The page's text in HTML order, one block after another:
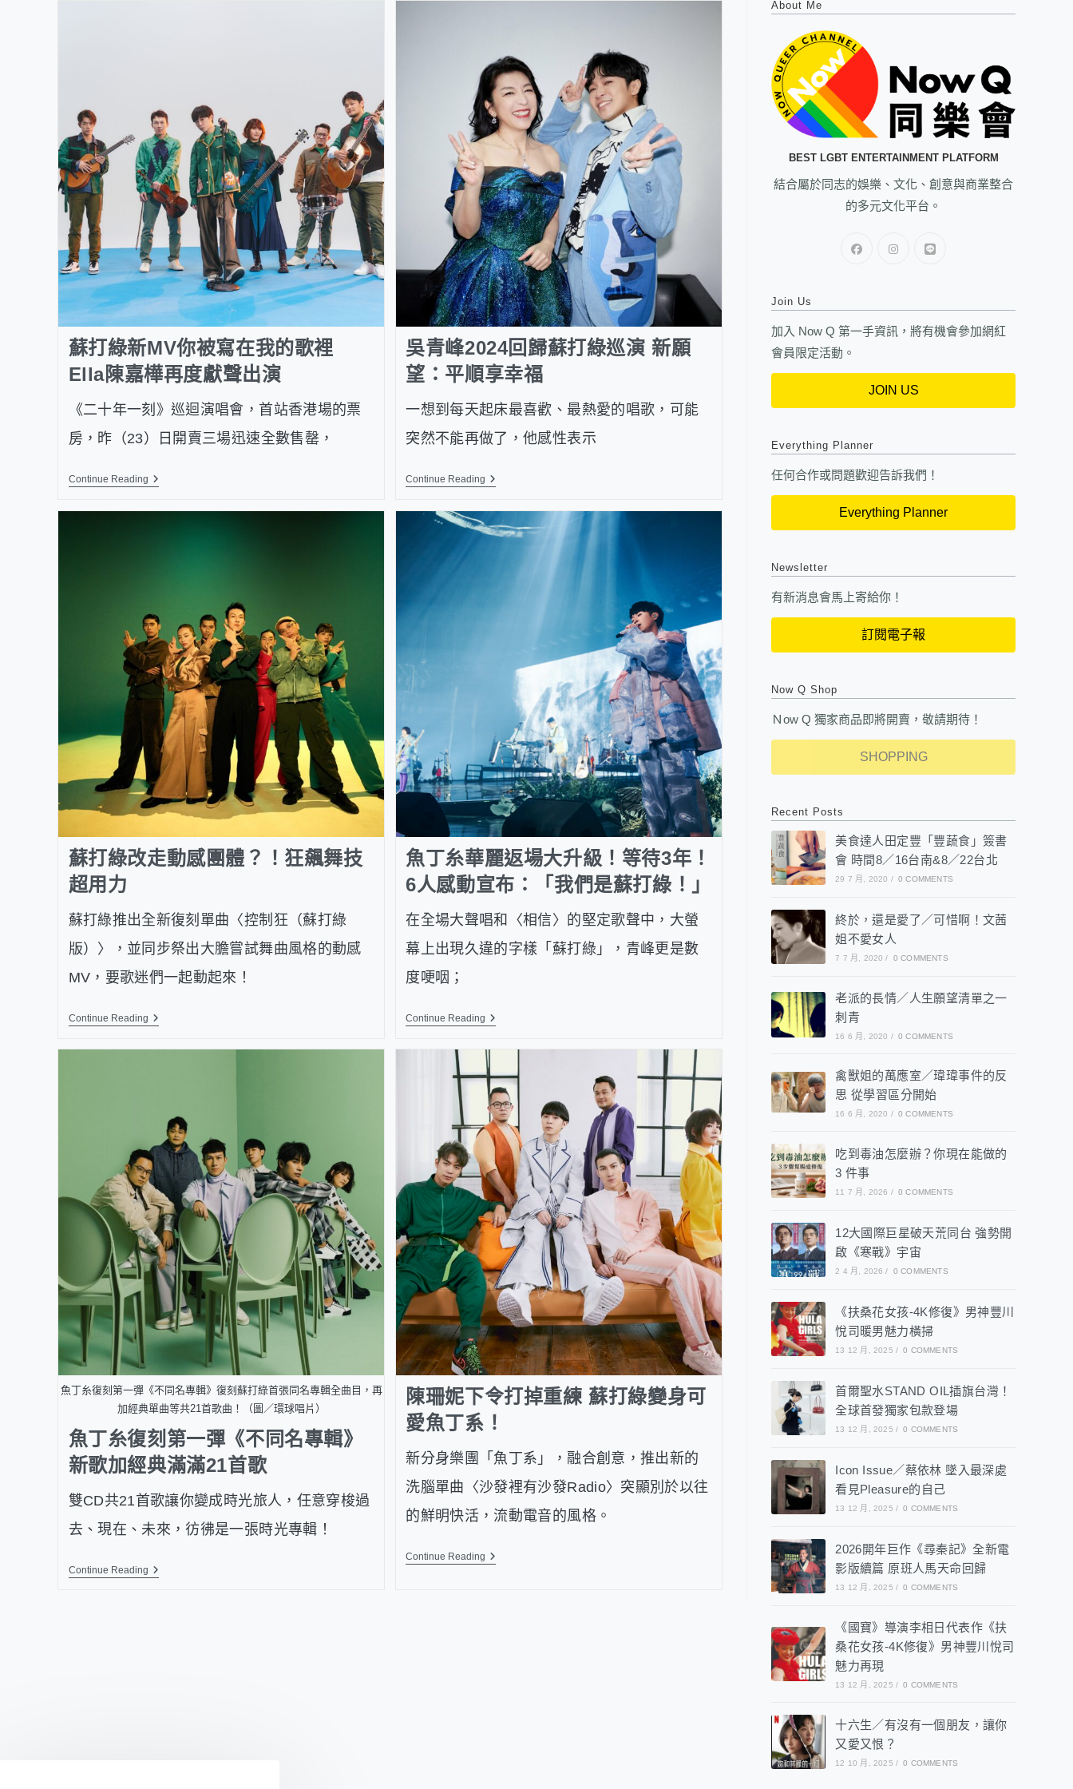
蘇打綠新MV你被寫在我的歌裡
Ella陳嘉樺再度獻聲出演
《二十年一刻》巡迴演唱會，首站香港場的票
房，昨（23）日開賣三場迅速全數售罄，
Continue Reading
吳青峰2024回歸蘇打綠巡演 新願
望：平順享幸福
一想到每天起床最喜歡、最熱愛的唱歌，可能
突然不能再做了，他感性表示
Continue Reading
蘇打綠改走動感團體？！狂飆舞技
超用力
蘇打綠推出全新復刻單曲〈控制狂（蘇打綠
版）〉，並同步祭出大膽嘗試舞曲風格的動感
MV，要歌迷們一起動起來！
Continue Reading
魚丁糸華麗返場大升級！等待3年！
6人感動宣布：「我們是蘇打綠！」
在全場大聲唱和〈相信〉的堅定歌聲中，大螢
幕上出現久違的字樣「蘇打綠」，青峰更是數
度哽咽；
Continue Reading
魚丁糸復刻第一彈《不同名專輯》復刻蘇打綠首張同名專輯全曲目，再
加經典單曲等共21首歌曲！（圖／環球唱片）
魚丁糸復刻第一彈《不同名專輯》
新歌加經典滿滿21首歌
雙CD共21首歌讓你變成時光旅人，任意穿梭過
去、現在、未來，彷彿是一張時光專輯！
Continue Reading
陳珊妮下令打掉重練 蘇打綠變身可
愛魚丁系！
新分身樂團「魚丁系」，融合創意，推出新的
洗腦單曲〈沙發裡有沙發Radio〉突顯別於以往
的鮮明快活，流動電音的風格。
Continue Reading
About Me
BEST LGBT ENTERTAINMENT PLATFORM
結合屬於同志的娛樂、文化、創意與商業整合
的多元文化平台。
Join Us
加入 Now Q 第一手資訊，將有機會參加網紅
會員限定活動。
JOIN US
Everything Planner
任何合作或問題歡迎告訴我們！
Everything Planner
Newsletter
有新消息會馬上寄給你！
訂閱電子報
Now Q Shop
Ｎow Q 獨家商品即將開賣，敬請期待！
SHOPPING
Recent Posts
美食達人田定豐「豐蔬食」簽書
會 時間8／16台南&8／22台北
29 7 月, 2020 / 0 COMMENTS
終於，還是愛了／可惜啊！文茜
姐不愛女人
7 7 月, 2020 / 0 COMMENTS
老派的長情／人生願望清單之一
刺青
16 6 月, 2020 / 0 COMMENTS
禽獸姐的萬應室／瑋瑋事件的反
思 從學習區分開始
16 6 月, 2020 / 0 COMMENTS
吃到毒油怎麼辦？你現在能做的
3 件事
11 7 月, 2026 / 0 COMMENTS
12大國際巨星破天荒同台 強勢開
啟《寒戰》宇宙
2 4 月, 2026 / 0 COMMENTS
《扶桑花女孩-4K修復》男神豐川
悅司暖男魅力橫掃
13 12 月, 2025 / 0 COMMENTS
首爾聖水STAND OIL插旗台灣！
全球首發獨家包款登場
13 12 月, 2025 / 0 COMMENTS
Icon Issue／蔡依林 墜入最深處
看見Pleasure的自己
13 12 月, 2025 / 0 COMMENTS
2026開年巨作《尋秦記》全新電
影版續篇 原班人馬天命回歸
13 12 月, 2025 / 0 COMMENTS
《國寶》導演李相日代表作《扶
桑花女孩-4K修復》男神豐川悅司
魅力再現
13 12 月, 2025 / 0 COMMENTS
十六生／有沒有一個朋友，讓你
又愛又恨？
12 10 月, 2025 / 0 COMMENTS